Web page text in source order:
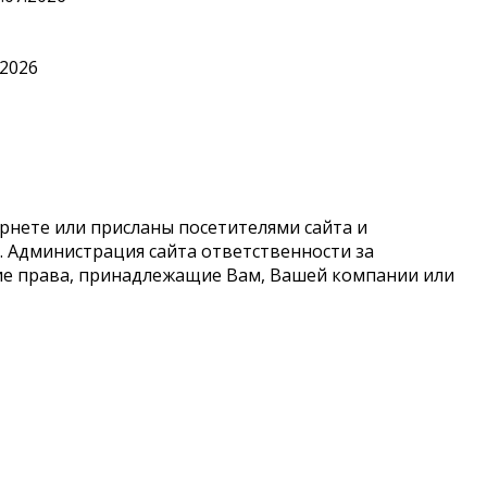
или присланы посетителями сайта и
сайта ответственности за
права, принадлежащие Вам, Вашей компании или